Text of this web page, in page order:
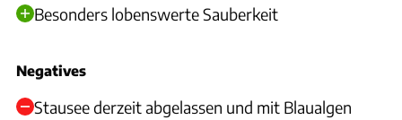
Besonders lobenswerte Sauberkeit
Negatives
Stausee derzeit abgelassen und mit Blaualgen